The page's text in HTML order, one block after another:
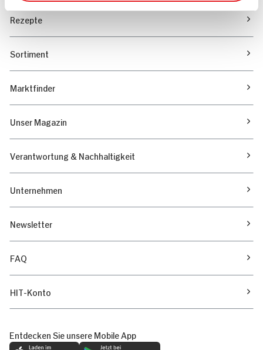
Rezepte
Sortiment
Marktfinder
Unser Magazin
Verantwortung & Nachhaltigkeit
Unternehmen
Newsletter
FAQ
HIT-Konto
Entdecken Sie unsere Mobile App